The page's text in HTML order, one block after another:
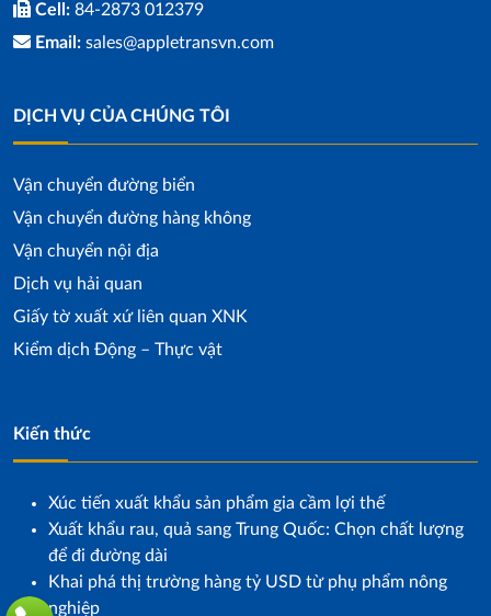
Cell: 84-2873 012379
Email: sales@appletransvn.com
DỊCH VỤ CỦA CHÚNG TÔI
Vận chuyển đường biển
Vận chuyển đường hàng không
Vận chuyển nội địa
Dịch vụ hải quan
Giấy tờ xuất xứ liên quan XNK
Kiểm dịch Động – Thực vật
Kiến thức
Xúc tiến xuất khẩu sản phẩm gia cầm lợi thế
Xuất khẩu rau, quả sang Trung Quốc: Chọn chất lượng
để đi đường dài
Khai phá thị trường hàng tỷ USD từ phụ phẩm nông
nghiệp